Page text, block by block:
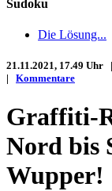
Sudoku
Die Lösung...
21.11.2021, 17.49 Uhr
| Kommentare
Graffiti-
Nord bis
Wupper!